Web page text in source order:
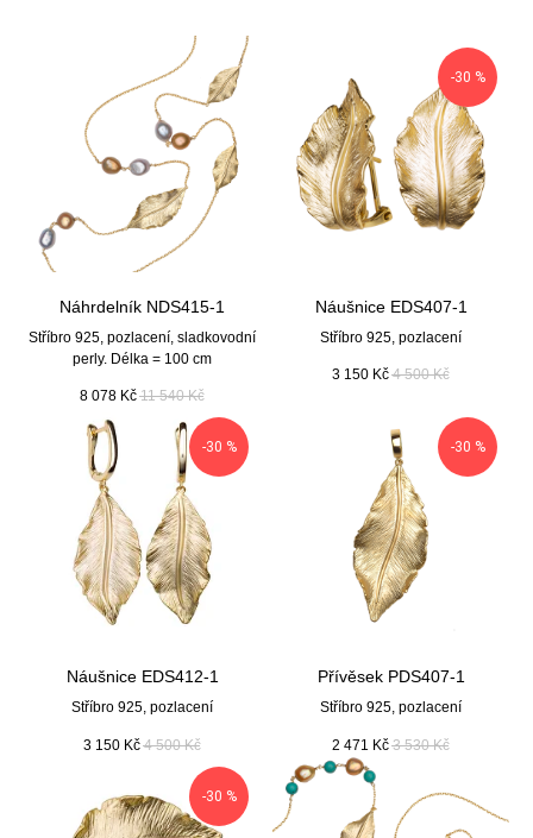
Náhrdelník NDS415-1
Stříbro 925, pozlacení, sladkovodní
perly. Délka = 100 cm
8 078 Kč 11 540 Kč
-30 %
Náušnice EDS407-1
Stříbro 925, pozlacení
3 150 Kč 4 500 Kč
-30 %
Náušnice EDS412-1
Stříbro 925, pozlacení
3 150 Kč 4 500 Kč
-30 %
Přívěsek PDS407-1
Stříbro 925, pozlacení
2 471 Kč 3 530 Kč
-30 %